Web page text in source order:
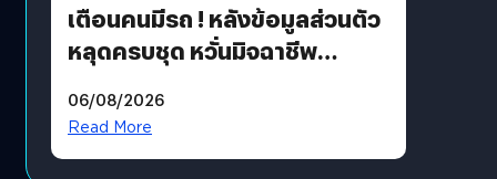
เตือนคนมีรถ ! หลังข้อมูลส่วนตัว
หลุดครบชุด หวั่นมิจฉาชีพ
รหัสผ่านหลุด ไม่ใช่แฮกเกอร์
06/08/2026
Read More